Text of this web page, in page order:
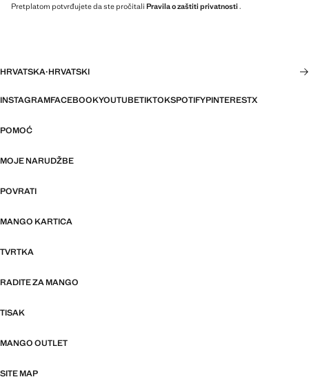
Pretplatom potvrđujete da ste pročitali Pravila o zaštiti privatnosti .
HRVATSKA·HRVATSKI
INSTAGRAMFACEBOOKYOUTUBETIKTOKSPOTIFYPINTERESTX
POMOĆ
MOJE NARUDŽBE
POVRATI
MANGO KARTICA
TVRTKA
RADITE ZA MANGO
TISAK
MANGO OUTLET
SITE MAP